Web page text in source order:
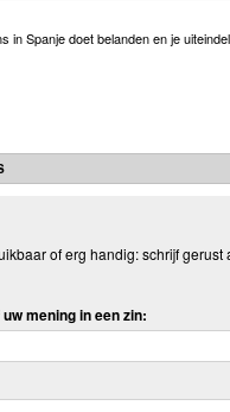
Spanje doet belanden en je
of erg handig: schrijf
mening in een zin: